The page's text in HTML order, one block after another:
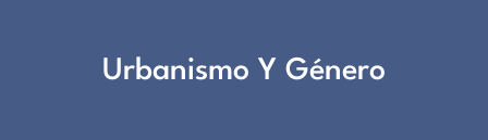
Urbanismo Y Género